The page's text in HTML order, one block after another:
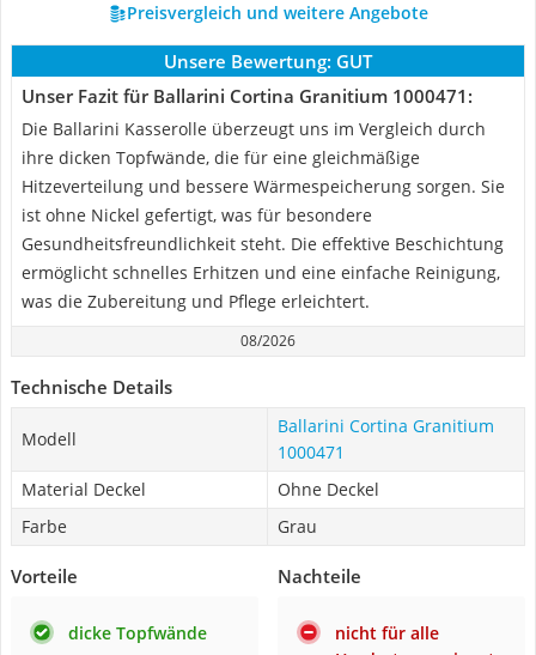
Preisvergleich und weitere Angebote
Unsere Bewertung: GUT
Unser Fazit für Ballarini Cortina Granitium 1000471:
Die Ballarini Kasserolle überzeugt uns im Vergleich durch
ihre dicken Topfwände, die für eine gleichmäßige
Hitzeverteilung und bessere Wärmespeicherung sorgen. Sie
ist ohne Nickel gefertigt, was für besondere
Gesundheitsfreundlichkeit steht. Die effektive Beschichtung
ermöglicht schnelles Erhitzen und eine einfache Reinigung,
was die Zubereitung und Pflege erleichtert.
08/2026
Technische Details
Modell
Ballarini Cortina Granitium
1000471
Material Deckel
Ohne Deckel
Farbe
Grau
Vorteile
dicke Topfwände
Nachteile
nicht für alle